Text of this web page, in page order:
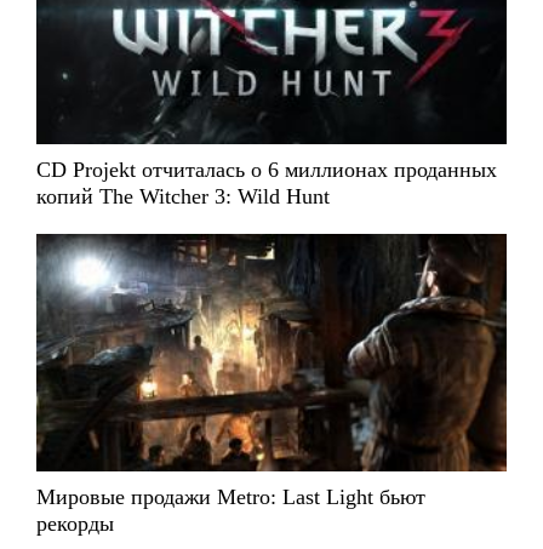
CD Projekt отчиталась о 6 миллионах проданных
копий The Witcher 3: Wild Hunt
Мировые продажи Metro: Last Light бьют
рекорды